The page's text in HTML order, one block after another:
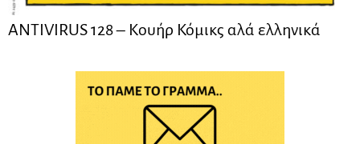
ANTIVIRUS 128 – Kουήρ Κόμικς αλά ελληνικά